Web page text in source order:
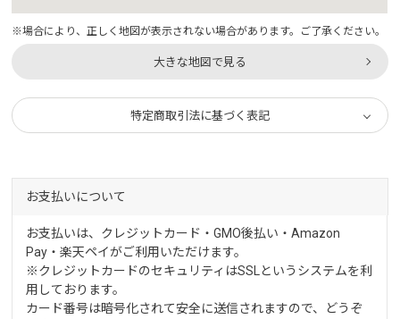
※場合により、正しく地図が表示されない場合があります。ご了承ください。
大きな地図で見る
特定商取引法に基づく表記
お支払いについて
お支払いは、クレジットカード・GMO後払い・Amazon
Pay・楽天ペイがご利用いただけます。
※クレジットカードのセキュリティはSSLというシステムを利
用しております。
カード番号は暗号化されて安全に送信されますので、どうぞ